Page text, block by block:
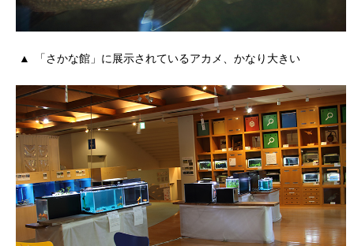
「さかな館」に展示されているアカメ、かなり大きい